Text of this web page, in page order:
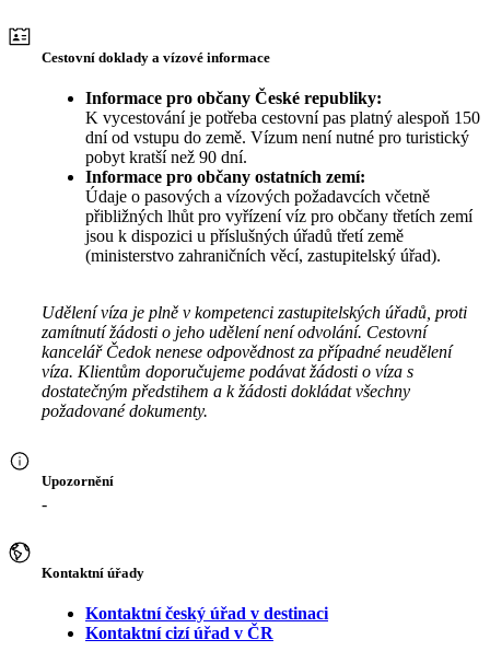
Cestovní doklady a vízové informace
Informace pro občany České republiky:
K vycestování je potřeba cestovní pas platný alespoň 150
dní od vstupu do země. Vízum není nutné pro turistický
pobyt kratší než 90 dní.
Informace pro občany ostatních zemí:
Údaje o pasových a vízových požadavcích včetně
přibližných lhůt pro vyřízení víz pro občany třetích zemí
jsou k dispozici u příslušných úřadů třetí země
(ministerstvo zahraničních věcí, zastupitelský úřad).
Udělení víza je plně v kompetenci zastupitelských úřadů, proti
zamítnutí žádosti o jeho udělení není odvolání. Cestovní
kancelář Čedok nenese odpovědnost za případné neudělení
víza. Klientům doporučujeme podávat žádosti o víza s
dostatečným předstihem a k žádosti dokládat všechny
požadované dokumenty.
Upozornění
-
Kontaktní úřady
Kontaktní český úřad v destinaci
Kontaktní cizí úřad v ČR